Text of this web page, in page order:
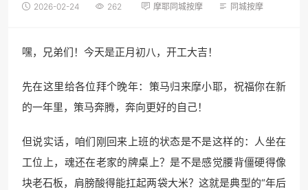
2026-02-24 262 摩耶同城按摩 同城按摩
嘿，兄弟们！今天是正月初八，开工大吉！
先在这里给各位拜个晚年：策马归来摩小耶，祝福你在新
的一年里，策马奔腾，奔向更好的自己！
但说实话，咱们刚回来上班的状态是不是这样的：人坐在
工位上，魂还在老家的牌桌上？是不是感觉腰背僵硬得像
块老石板，肩膀酸得能扛起两袋大米？这就是典型的“年后